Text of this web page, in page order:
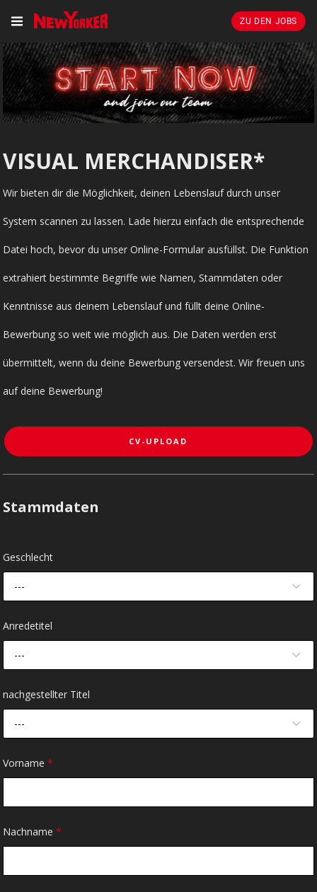
ZU DEN JOBS
VISUAL MERCHANDISER*
Wir bieten dir die Möglichkeit, deinen Lebenslauf durch unser
System scannen zu lassen. Lade hierzu einfach die entsprechende
Datei hoch, bevor du unser Online-Formular ausfüllst. Die Funktion
extrahiert bestimmte Begriffe wie Namen, Stammdaten oder
Kenntnisse aus deinem Lebenslauf und füllt deine Online-
Bewerbung so weit wie möglich aus. Die Daten werden erst
übermittelt, wenn du deine Bewerbung versendest. Wir freuen uns
auf deine Bewerbung!
CV-UPLOAD
Stammdaten
Geschlecht
---
Anredetitel
---
nachgestellter Titel
---
Vorname*
Nachname*